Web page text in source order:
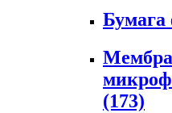
Бумага
(173)